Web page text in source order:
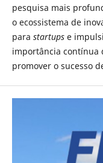
pesquisa mais
o ecossistema de
para startupse
importância contínua
promover o sucesso